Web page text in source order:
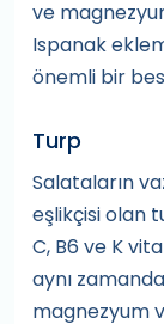
ve
Ispanak
önemli bir
Turp
Salataların
eşlikçisi olan
C, B6 ve K
aynı
magnezyum